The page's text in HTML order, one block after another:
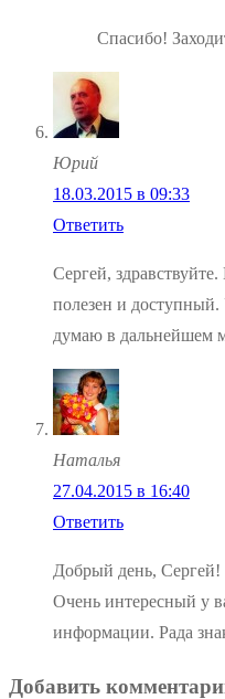
Спасибо!
Юрий
18.03.2015 в 09:33
Ответить
Сергей,
полезен и доступный.
думаю в дальнейшем
Наталья
27.04.2015 в 16:40
Ответить
Добрый день, Сергей!
Очень интересный у
информации. Рада
Добавить